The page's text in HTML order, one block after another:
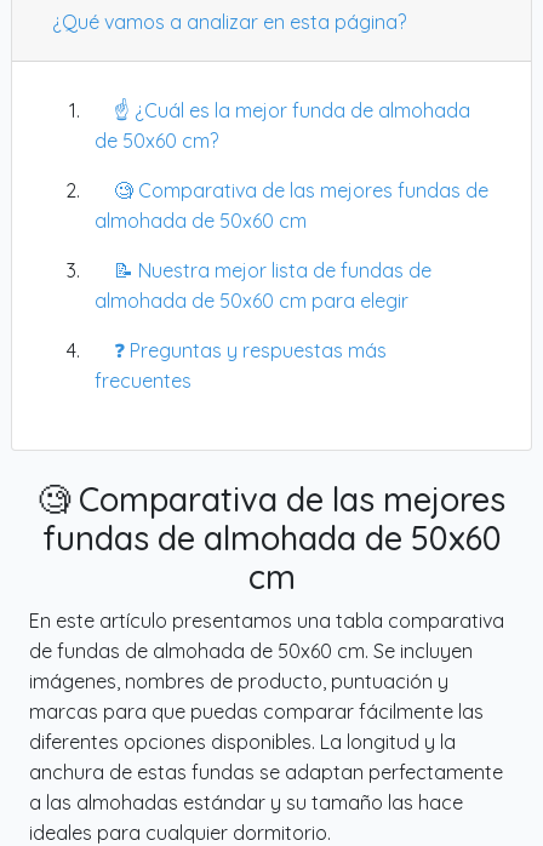
¿Qué vamos a analizar en esta página?
☝️ ¿Cuál es la mejor funda de almohada
de 50x60 cm?
🧐 Comparativa de las mejores fundas de
almohada de 50x60 cm
📝 Nuestra mejor lista de fundas de
almohada de 50x60 cm para elegir
❓ Preguntas y respuestas más
frecuentes
🧐 Comparativa de las mejores
fundas de almohada de 50x60
cm
En este artículo presentamos una tabla comparativa
de fundas de almohada de 50x60 cm. Se incluyen
imágenes, nombres de producto, puntuación y
marcas para que puedas comparar fácilmente las
diferentes opciones disponibles. La longitud y la
anchura de estas fundas se adaptan perfectamente
a las almohadas estándar y su tamaño las hace
ideales para cualquier dormitorio.